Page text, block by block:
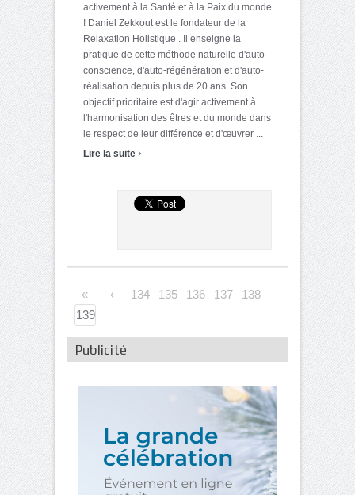
activement à la Santé et à la Paix du monde
! Daniel Zekkout est le fondateur de la
Relaxation Holistique . Il enseigne la
pratique de cette méthode naturelle d'auto-
conscience, d'auto-régénération et d'auto-
réalisation depuis plus de 20 ans. Son
objectif prioritaire est d'agir activement à
l'harmonisation des êtres et du monde dans
le respect de leur différence et d'œuvrer ...
Lire la suite ›
« ‹ 134 135 136 137
138
139
Publicité